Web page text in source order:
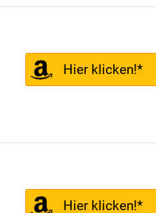
Hier klicken!*
Hier klicken!*